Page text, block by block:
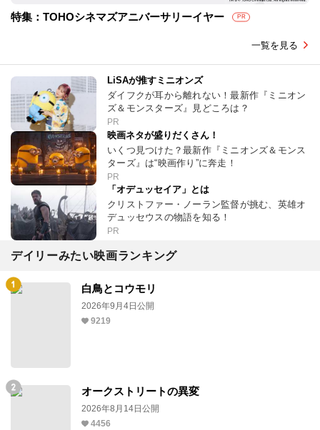
特集：TOHOシネマズアニバーサリーイヤー PR
一覧を見る
LiSAが推すミニオンズ
ダイフクが耳から離れない！最新作『ミニオン
ズ＆モンスターズ』見どころは？
PR
映画ネタが盛りだくさん！
いくつ見つけた？最新作『ミニオンズ＆モンス
ターズ』は“映画作り”に奔走！
PR
「オデュッセイア」とは
クリストファー・ノーラン監督が挑む、英雄オ
デュッセウスの物語を知る！
PR
デイリーみたい映画ランキング
白鳥とコウモリ
2026年9月4日公開
9219
オークストリートの異変
2026年8月14日公開
4456